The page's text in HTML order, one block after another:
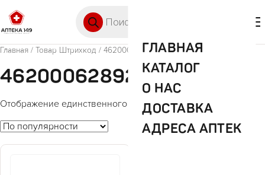
ГЛАВНАЯ
КАТАЛОГ
О НАС
ДОСТАВКА
АДРЕСА АПТЕК
Главная / Товар Штрихкод / 4620006289276
4620006289276
Отображение единственного товара